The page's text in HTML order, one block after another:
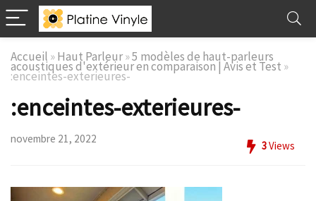
Accueil »Haut Parleur»5 modèles de haut-parleurs
acoustiques d'extérieur en comparaison | Avis et Test »
:enceintes-exterieures-
:enceintes-exterieures-
novembre 21, 2022
3Views